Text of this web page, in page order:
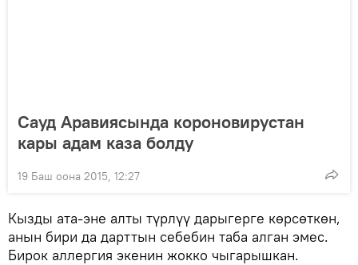
Сауд Аравиясында короновирустан
кары адам каза болду
19 Баш оона 2015, 12:27
Кызды ата-эне алты түрлүү дарыгерге көрсөткөн,
анын бири да дарттын себебин таба алган эмес.
Бирок аллергия экенин жокко чыгарышкан.